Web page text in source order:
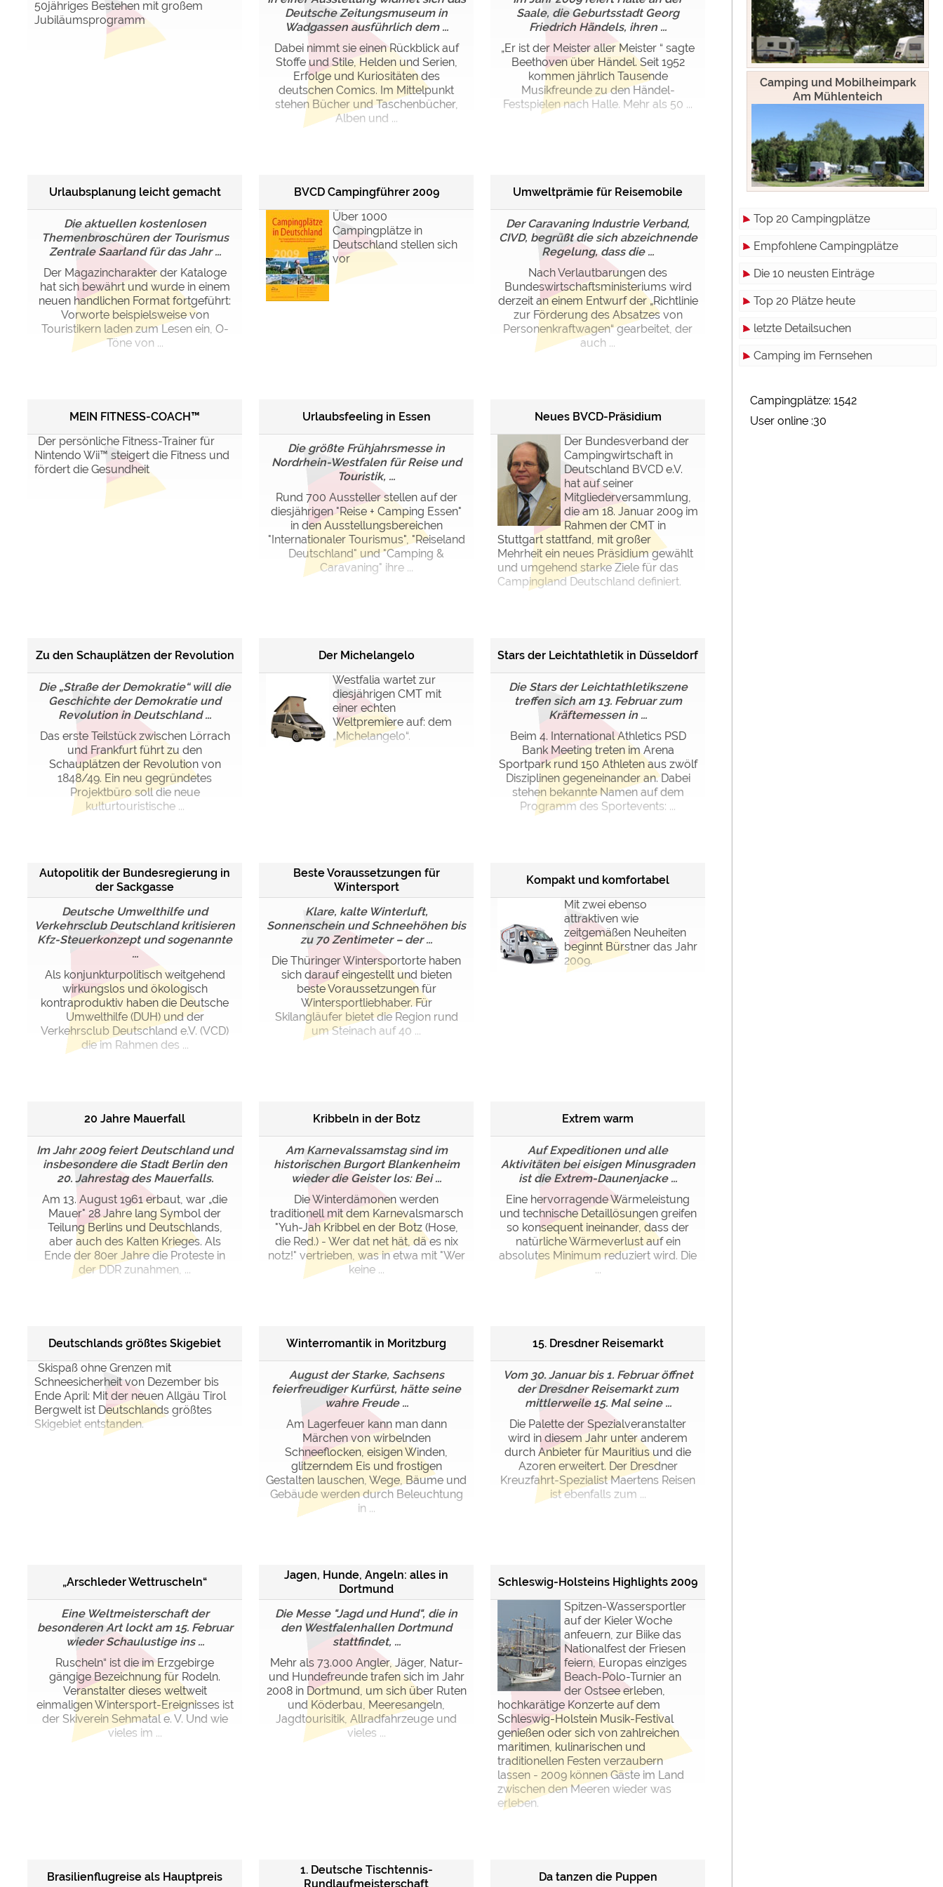
50jähriges Bestehen mit großem
Jubiläumsprogramm
Deutsche Zeitungsmuseum in
Wadgassen ausführlich dem ...
Dabei nimmt sie einen Rückblick auf
Stoffe und Stile, Helden und Serien,
Erfolge und Kuriositäten des
deutschen Comics. Im Mittelpunkt
stehen Bücher und Taschenbücher,
Alben und ...
Saale, die Geburtsstadt Georg
Friedrich Händels, ihren ...
„Er ist der Meister aller Meister “ sagte
Beethoven über Händel. Seit 1952
kommen jährlich Tausende
Musikfreunde zu den Händel-
Festspielen nach Halle. Mehr als 50 ...
Urlaubsplanung leicht gemacht
Die aktuellen kostenlosen
Themenbroschüren der Tourismus
Zentrale Saarland für das Jahr ...
Der Magazincharakter der Kataloge
hat sich bewährt und wurde in einem
neuen handlichen Format fortgeführt:
Vorworte beispielsweise von
Touristikern laden zum Lesen ein, O-
Töne von ...
BVCD Campingführer 2009
Über 1000
Campingplätze in
Deutschland stellen sich
vor
Umweltprämie für Reisemobile
Der Caravaning Industrie Verband,
CIVD, begrüßt die sich abzeichnende
Regelung, dass die ...
Nach Verlautbarungen des
Bundeswirtschaftsministeriums wird
derzeit an einem Entwurf der „Richtlinie
zur Förderung des Absatzes von
Personenkraftwagen“ gearbeitet, der
auch ...
MEIN FITNESS-COACH™
Der persönliche Fitness-Trainer für
Nintendo Wii™ steigert die Fitness und
fördert die Gesundheit
Urlaubsfeeling in Essen
Die größte Frühjahrsmesse in
Nordrhein-Westfalen für Reise und
Touristik, ...
Rund 700 Aussteller stellen auf der
diesjährigen "Reise + Camping Essen"
in den Ausstellungsbereichen
"Internationaler Tourismus", "Reiseland
Deutschland" und "Camping &
Caravaning" ihre ...
Neues BVCD-Präsidium
Der Bundesverband der
Campingwirtschaft in
Deutschland BVCD e.V.
hat auf seiner
Mitgliederversammlung,
die am 18. Januar 2009 im
Rahmen der CMT in
Stuttgart stattfand, mit großer
Mehrheit ein neues Präsidium gewählt
und umgehend starke Ziele für das
Campingland Deutschland definiert.
Zu den Schauplätzen der Revolution
Die „Straße der Demokratie“ will die
Geschichte der Demokratie und
Revolution in Deutschland ...
Das erste Teilstück zwischen Lörrach
und Frankfurt führt zu den
Schauplätzen der Revolution von
1848/49. Ein neu gegründetes
Projektbüro soll die neue
kulturtouristische ...
Der Michelangelo
Westfalia wartet zur
diesjährigen CMT mit
einer echten
Weltpremiere auf: dem
„Michelangelo“.
Stars der Leichtathletik in Düsseldorf
Die Stars der Leichtathletikszene
treffen sich am 13. Februar zum
Kräftemessen in ...
Beim 4. International Athletics PSD
Bank Meeting treten im Arena
Sportpark rund 150 Athleten aus zwölf
Disziplinen gegeneinander an. Dabei
stehen bekannte Namen auf dem
Programm des Sportevents: ...
Autopolitik der Bundesregierung in
der Sackgasse
Deutsche Umwelthilfe und
Verkehrsclub Deutschland kritisieren
Kfz-Steuerkonzept und sogenannte
...
Als konjunkturpolitisch weitgehend
wirkungslos und ökologisch
kontraproduktiv haben die Deutsche
Umwelthilfe (DUH) und der
Verkehrsclub Deutschland e.V. (VCD)
die im Rahmen des ...
Beste Voraussetzungen für
Wintersport
Klare, kalte Winterluft,
Sonnenschein und Schneehöhen bis
zu 70 Zentimeter – der ...
Die Thüringer Wintersportorte haben
sich darauf eingestellt und bieten
beste Voraussetzungen für
Wintersportliebhaber. Für
Skilangläufer bietet die Region rund
um Steinach auf 40 ...
Kompakt und komfortabel
Mit zwei ebenso
attraktiven wie
zeitgemäßen Neuheiten
beginnt Bürstner das Jahr
2009.
20 Jahre Mauerfall
Im Jahr 2009 feiert Deutschland und
insbesondere die Stadt Berlin den
20. Jahrestag des Mauerfalls.
Am 13. August 1961 erbaut, war „die
Mauer" 28 Jahre lang Symbol der
Teilung Berlins und Deutschlands,
aber auch des Kalten Krieges. Als
Ende der 80er Jahre die Proteste in
der DDR zunahmen, ...
Kribbeln in der Botz
Am Karnevalssamstag sind im
historischen Burgort Blankenheim
wieder die Geister los: Bei ...
Die Winterdämonen werden
traditionell mit dem Karnevalsmarsch
"Yuh-Jah Kribbel en der Botz (Hose,
die Red.) - Wer dat net hät, dä es nix
notz!" vertrieben, was in etwa mit "Wer
keine ...
Extrem warm
Auf Expeditionen und alle
Aktivitäten bei eisigen Minusgraden
ist die Extrem-Daunenjacke ...
Eine hervorragende Wärmeleistung
und technische Detaillösungen greifen
so konsequent ineinander, dass der
natürliche Wärmeverlust auf ein
absolutes Minimum reduziert wird. Die
...
Deutschlands größtes Skigebiet
Skispaß ohne Grenzen mit
Schneesicherheit von Dezember bis
Ende April: Mit der neuen Allgäu Tirol
Bergwelt ist Deutschlands größtes
Skigebiet entstanden.
Winterromantik in Moritzburg
August der Starke, Sachsens
feierfreudiger Kurfürst, hätte seine
wahre Freude ...
Am Lagerfeuer kann man dann
Märchen von wirbelnden
Schneeflocken, eisigen Winden,
glitzerndem Eis und frostigen
Gestalten lauschen, Wege, Bäume und
Gebäude werden durch Beleuchtung
in ...
15. Dresdner Reisemarkt
Vom 30. Januar bis 1. Februar öffnet
der Dresdner Reisemarkt zum
mittlerweile 15. Mal seine ...
Die Palette der Spezialveranstalter
wird in diesem Jahr unter anderem
durch Anbieter für Mauritius und die
Azoren erweitert. Der Dresdner
Kreuzfahrt-Spezialist Maertens Reisen
ist ebenfalls zum ...
„Arschleder Wettruscheln“
Eine Weltmeisterschaft der
besonderen Art lockt am 15. Februar
wieder Schaulustige ins ...
Ruscheln“ ist die im Erzgebirge
gängige Bezeichnung für Rodeln.
Veranstalter dieses weltweit
einmaligen Wintersport-Ereignisses ist
der Skiverein Sehmatal e. V. Und wie
vieles im ...
Jagen, Hunde, Angeln: alles in
Dortmund
Die Messe "Jagd und Hund", die in
den Westfalenhallen Dortmund
stattfindet, ...
Mehr als 73.000 Angler, Jäger, Natur-
und Hundefreunde trafen sich im Jahr
2008 in Dortmund, um sich über Ruten
und Köderbau, Meeresangeln,
Jagdtourisitik, Allradfahrzeuge und
vieles ...
Schleswig-Holsteins Highlights 2009
Spitzen-Wassersportler
auf der Kieler Woche
anfeuern, zur Biike das
Nationalfest der Friesen
feiern, Europas einziges
Beach-Polo-Turnier an
der Ostsee erleben,
hochkarätige Konzerte auf dem
Schleswig-Holstein Musik-Festival
genießen oder sich von zahlreichen
maritimen, kulinarischen und
traditionellen Festen verzaubern
lassen - 2009 können Gäste im Land
zwischen den Meeren wieder was
erleben.
Brasilienflugreise als Hauptpreis
1. Deutsche Tischtennis-
Rundlaufmeisterschaft
Da tanzen die Puppen
Camping und Mobilheimpark
Am Mühlenteich
Top 20 Campingplätze
Empfohlene Campingplätze
Die 10 neusten Einträge
Top 20 Plätze heute
letzte Detailsuchen
Camping im Fernsehen
Campingplätze: 1542
User online :30